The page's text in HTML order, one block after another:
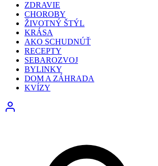
ZDRAVIE
CHOROBY
ŽIVOTNÝ ŠTÝL
KRÁSA
AKO SCHUDNÚŤ
RECEPTY
SEBAROZVOJ
BYLINKY
DOM A ZÁHRADA
KVÍZY